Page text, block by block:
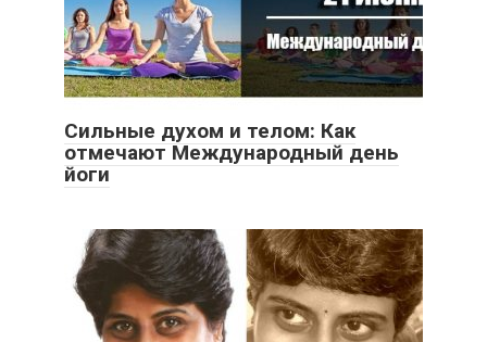
Сильные духом и телом: Как
отмечают Международный день
йоги